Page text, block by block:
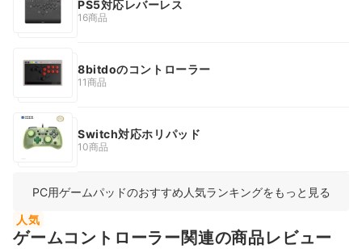
PS5対応レバーレス
16商品
8bitdoのコントローラー
11商品
Switch対応ホリパッド
10商品
PC用ゲームパッドのおすすめ人気ランキングをもっと見る
人気
ゲームコントローラー関連の商品レビュー